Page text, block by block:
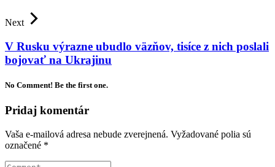
Next
V Rusku výrazne ubudlo väzňov, tisíce z nich poslali
bojovať na Ukrajinu
No Comment! Be the first one.
Pridaj komentár
Vaša e-mailová adresa nebude zverejnená. Vyžadované polia sú
označené *